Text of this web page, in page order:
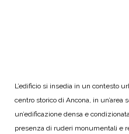
L’edificio si insedia in un contesto
centro storico di Ancona, in un’area
un’edificazione densa e
presenza di ruderi monumentali e